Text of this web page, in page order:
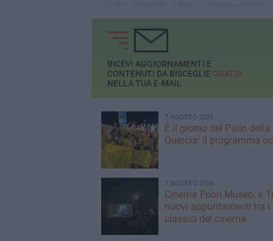
RICEVI AGGIORNAMENTI E
CONTENUTI DA BISCEGLIE GRATIS
NELLA TUA E-MAIL
7 AGOSTO 2026
È il giorno del Palio della
Quercia: il programma
7 AGOSTO 2026
Cinema Fuori Museo, a
nuovi appuntamenti tra i
classici del cinema